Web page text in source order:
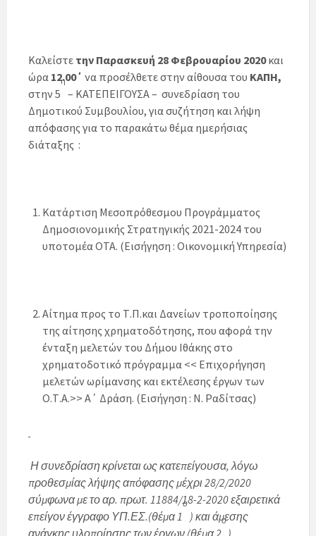
Καλείστε την Παρασκευή 28 Φεβρουαρίου 2020και
ώρα 12.00΄ να προσέλθετε στην αίθουσα του ΚΑΠΗ,
στην 5
η
– ΚΑΤΕΠΕΙΓΟΥΣΑ – συνεδρίαση του
Δημοτικού Συμβουλίου, για συζήτηση και λήψη
απόφασης για το παρακάτω θέμα ημερήσιας
διάταξης :
Κατάρτιση Μεσοπρόθεσμου Προγράμματος
Δημοσιονομικής Στρατηγικής 2021-2024 του
υποτομέα ΟΤΑ. (Εισήγηση : Οικονομική Υπηρεσία)
Αίτημα προς το Τ.Π.και Δανείων τροποποίησης
της αίτησης χρηματοδότησης, που αφορά την
ένταξη μελετών του Δήμου Ιθάκης στο
χρηματοδοτικό πρόγραμμα << Επιχορήγηση
μελετών ωρίμανσης και εκτέλεσης έργων των
Ο.Τ.Α.>> Α΄ Δράση. (Εισήγηση : Ν. Ραδίτσας)
Η συνεδρίαση κρίνεται ως κατεπείγουσα, λόγω
προθεσμίας λήψης απόφασης μέχρι 28/2/2020
σύμφωνα με το αρ. πρωτ. 11884/18-2-2020 εξαιρετικά
επείγον έγγραφο ΥΠ.ΕΣ.(θέμα 1
ο
) και άμεσης
ανάγκης υλοποίησης των έργων (θέμα 2
ο
)